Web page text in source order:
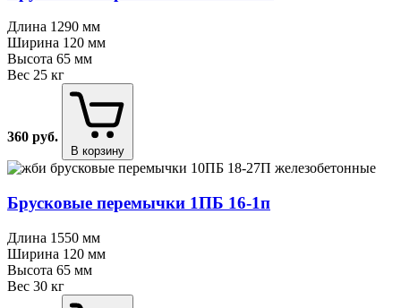
Длина 1290 мм
Ширина 120 мм
Высота 65 мм
Вес 25 кг
360 руб.
В корзину
Брусковые перемычки 1ПБ 16⁠-⁠1п
Длина 1550 мм
Ширина 120 мм
Высота 65 мм
Вес 30 кг